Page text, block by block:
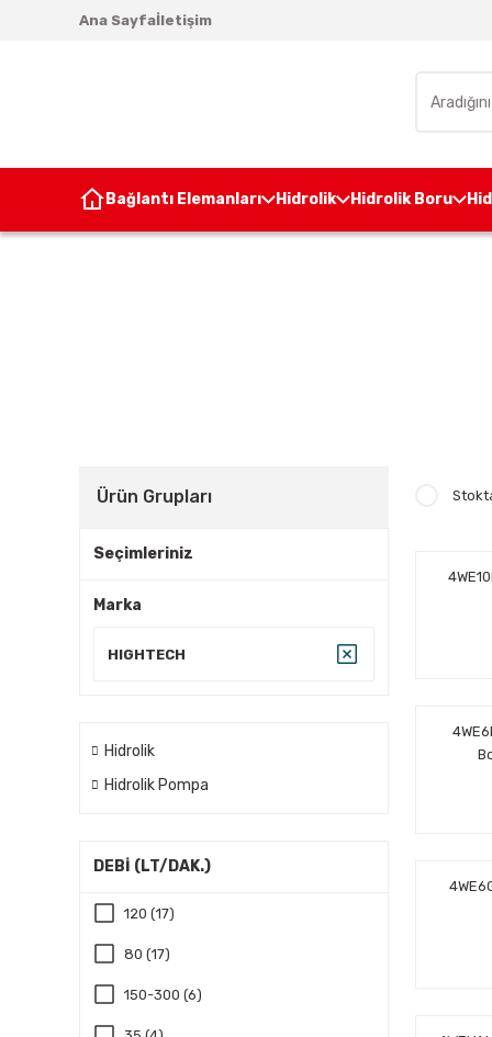
Ana Sayfaİletişim
Bağlantı Elemanları Hidrolik Hidrolik Boru
Ürün Grupları
Seçimleriniz
Marka
HIGHTECH
Hidrolik
Hidrolik Pompa
DEBİ (LT/DAK.)
120 (17)
80 (17)
150-300 (6)